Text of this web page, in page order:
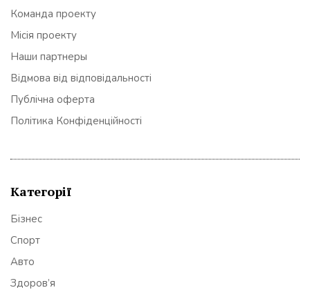
Команда проекту
Місія проекту
Наши партнеры
Відмова від відповідальності
Публічна оферта
Політика Конфіденційності
Категорії
Бізнес
Спорт
Авто
Здоров’я